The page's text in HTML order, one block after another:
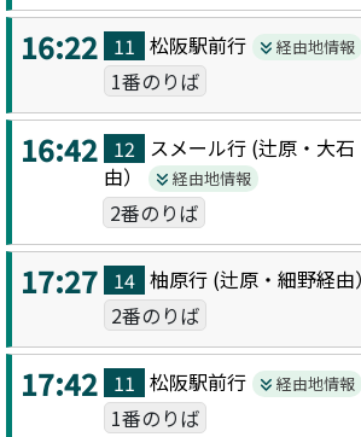
16:22 11 松阪駅前行 経由地情報
1番のりば
16:42 12 スメール行 (辻原・大
由）
経由地情報
2番のりば
17:27 14 柚原行 (辻原・細野経由
2番のりば
17:42 11 松阪駅前行 経由地情報
1番のりば